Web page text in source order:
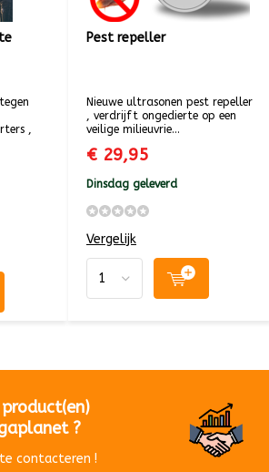
,
Pest repeller
Nieuwe ultrasonen pest repeller
, verdrijft ongedierte op een
veilige milieuvrie...
€ 29,95
Dinsdag geleverd
Vergelijk
?
contacteren !